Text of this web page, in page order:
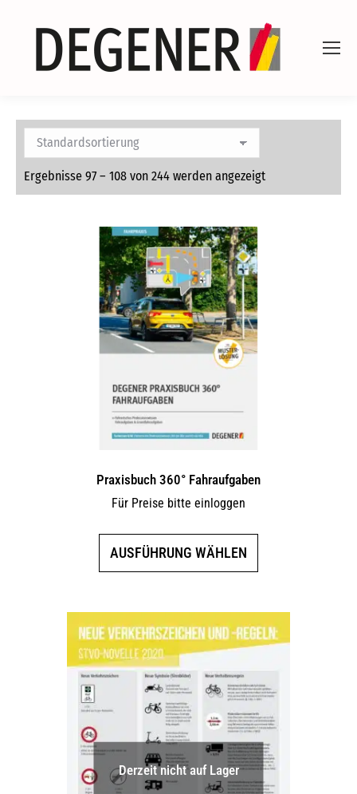
Ergebnisse 97 – 108 von 244 werden angezeigt
Praxisbuch 360° Fahraufgaben
Für Preise bitte einloggen
AUSFÜHRUNG WÄHLEN
Varianten
auf.
Optionen
können
auf
der
Produktseite
Derzeit nicht auf Lager